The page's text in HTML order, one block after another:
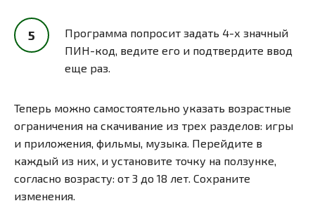
Программа попросит задать 4-х значный
ПИН-код, ведите его и подтвердите ввод
еще раз.
Теперь можно самостоятельно указать возрастные
ограничения на скачивание из трех разделов: игры
и приложения, фильмы, музыка. Перейдите в
каждый из них, и установите точку на ползунке,
согласно возрасту: от 3 до 18 лет. Сохраните
изменения.